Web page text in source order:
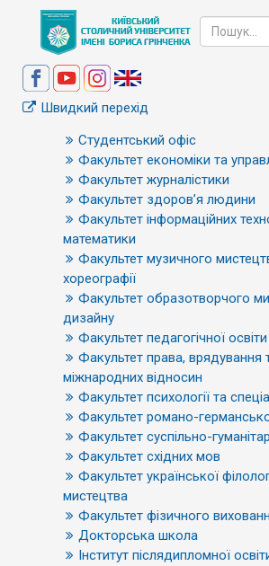
Швидкий перехід
Студентський офіс
Факультет економіки та
Факультет журналістики
Факультет здоров’я людини
Факультет інформаційних
математики
Факультет музичного
хореографії
Факультет образотворчого
дизайну
Факультет педагогічної освіти
Факультет права, врядування
міжнародних відносин
Факультет психології та
Факультет романо-
Факультет суспільно-
Факультет східних мов
Факультет української
мистецтва
Факультет фізичного
Докторська школа
Інститут післядипломної